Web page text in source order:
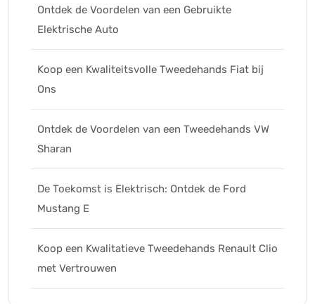
Ontdek de Voordelen van een Gebruikte
Elektrische Auto
Koop een Kwaliteitsvolle Tweedehands Fiat bij
Ons
Ontdek de Voordelen van een Tweedehands VW
Sharan
De Toekomst is Elektrisch: Ontdek de Ford
Mustang E
Koop een Kwalitatieve Tweedehands Renault Clio
met Vertrouwen